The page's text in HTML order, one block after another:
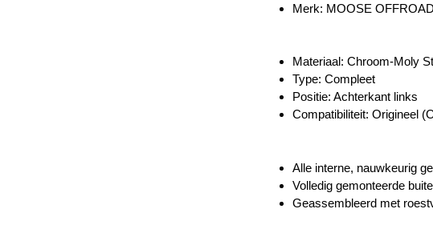
Merk: MOOSE OFFROAD
Materiaal: Chroom-Moly
Type: Compleet
Positie: Achterkant links
Compatibiliteit: Origineel
Alle interne, nauwkeurig
Volledig gemonteerde
Geassembleerd met